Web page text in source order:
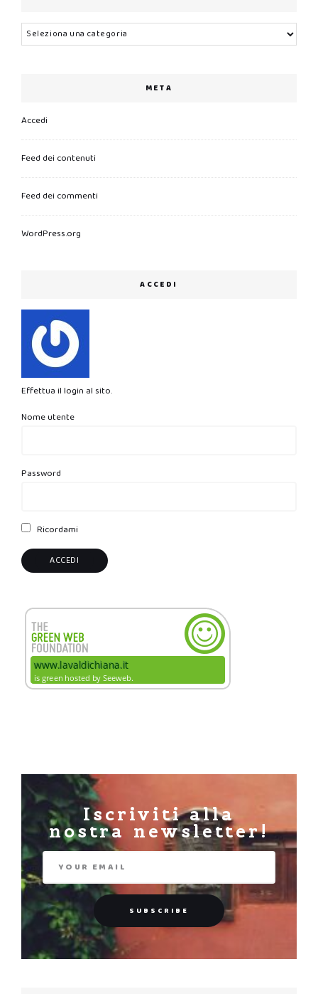
Categorie
META
Accedi
Feed dei contenuti
Feed dei commenti
WordPress.org
ACCEDI
Effettua il login al sito.
Nome utente
Password
Ricordami
Iscriviti alla
nostra newsletter!